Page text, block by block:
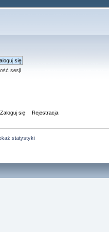
sesji
Zaloguj się Rejestracja
statystyki